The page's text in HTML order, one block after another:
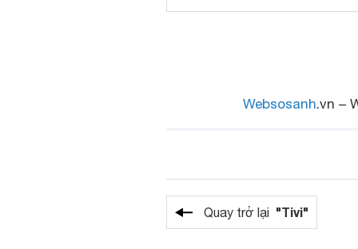
Websosanh.vn –
Quay trở lại "Tivi"